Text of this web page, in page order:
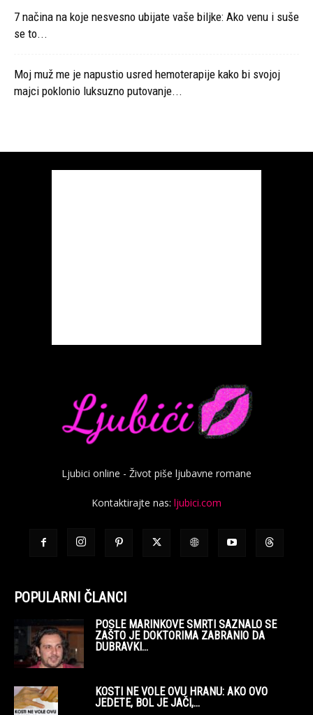
7 načina na koje nesvesno ubijate vaše biljke: Ako venu i suše
se to...
Moj muž me je napustio usred hemoterapije kako bi svojoj
majci poklonio luksuzno putovanje...
Ljubici online - Život piše ljubavne romane
Kontaktirajte nas: ljubici.com
POPULARNI ČLANCI
POSLE MARINKOVE SMRTI SAZNALO SE
ZAŠTO JE DOKTORIMA ZABRANIO DA
DUBRAVKI...
KOSTI NE VOLE OVU HRANU: AKO OVO
JEDETE, BOL JE JAČI,...